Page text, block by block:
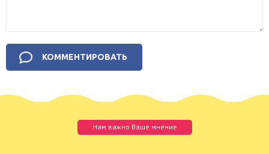
Нам важно Ваше мнение